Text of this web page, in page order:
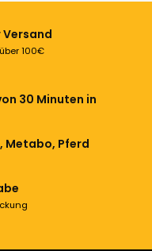
100€
30 Minuten in
Metabo, Pferd